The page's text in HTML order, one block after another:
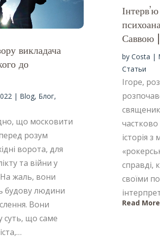
викладача
до
| Blog, Блог,
що московити
розум
ворота, для
та війни у
На жаль, вони
будову людини
Вони
суть, що саме
Саввою
by Costa |
Статьи
Ігоре,
історія
справді,
своїми
Read More